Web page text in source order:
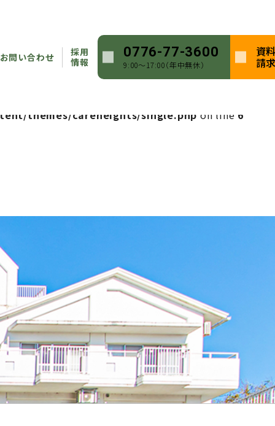
お問い合わせ
採用
情報
0776-77-3600
9:00〜17:00（年中無休）
資
請
themes/careheights/single.phpon line5
single.phpon line6
themes/careheights/single.php on line 6